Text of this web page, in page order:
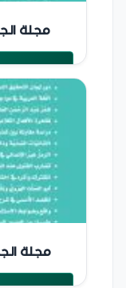
مجلة
مجلة